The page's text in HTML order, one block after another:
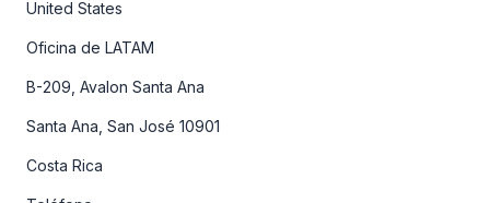
United States
Oficina de LATAM
B-209, Avalon Santa Ana
Santa Ana, San José 10901
Costa Rica